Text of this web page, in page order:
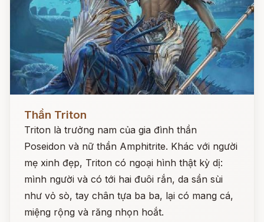
Đọc ngay
Thần Triton
Triton là trưởng nam của gia đình thần
Poseidon và nữ thần Amphitrite. Khác với người
mẹ xinh đẹp, Triton có ngoại hình thật kỳ dị:
mình người và có tới hai đuôi rắn, da sần sùi
như vỏ sò, tay chân tựa ba ba, lại có mang cá,
miệng rộng và răng nhọn hoắt.